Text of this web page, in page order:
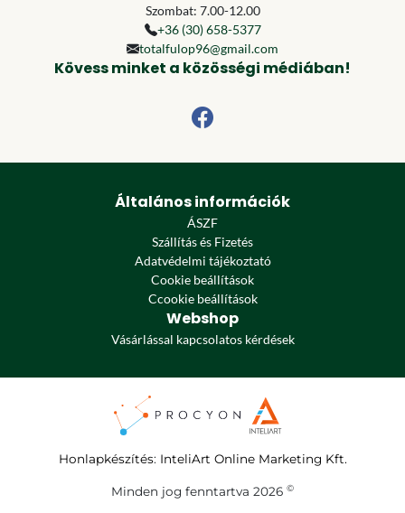
Szombat: 7.00-12.00
+36 (30) 658-5377
totalfulop96@gmail.com
Kövess minket a közösségi médiában!
Általános információk
ÁSZF
Szállítás és Fizetés
Adatvédelmi tájékoztató
Cookie beállítások
Ccookie beállítások
Webshop
Vásárlással kapcsolatos kérdések
Honlapkészítés: InteliArt Online Marketing Kft.
Minden jog fenntartva 2026 ©